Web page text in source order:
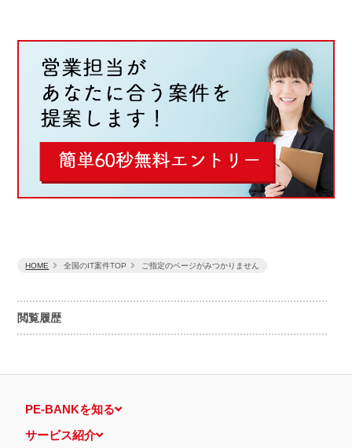
閲覧履歴
HOME 全国のIT案件TOP ご指定のページがみつかりません
PE-BANKを知る
サービス紹介